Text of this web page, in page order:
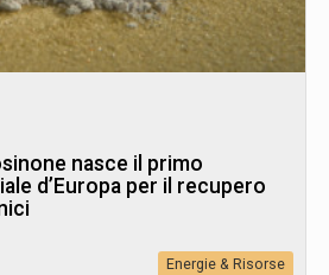
nasce il primo
d’Europa per il recupero
Energie & Risorse